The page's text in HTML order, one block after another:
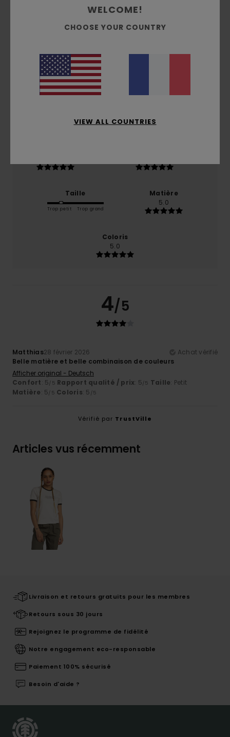
Note moyenne
4.0
0% de nos clients recommandent ce produit
Taille
Trop petit Trop grand
Matière
5.0
Coloris
5.0
4/5
Matthias28 février 2026
Achat vérifié
Belle matière et belle combinaison de couleurs
Afficher original - Deutsch
Confort: 5/5 Rapport qualité / prix: 5/5 Taille: Petit
Matière: 5/5 Coloris: 5 /5
Vérifié par TrustVille
Articles vus récemment
Livraison et retours gratuits pour les membres
Retours sous 30 jours
Rejoignez le programme de fidélité
Notre engagement eco-responsable
Paiement 100% sécurisé
Besoin d'aide ?
WELCOME!
CHOOSE YOUR COUNTRY
VIEW ALL COUNTRIES